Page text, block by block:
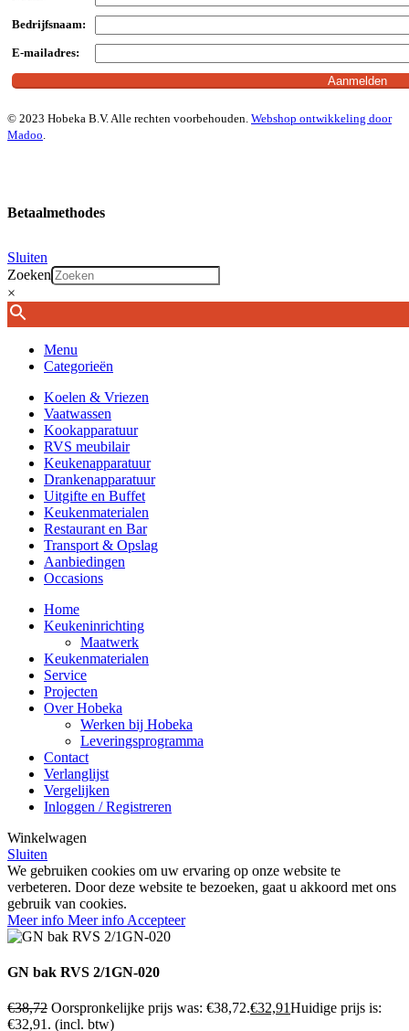
Bedrijfsnaam:
E-mailadres:
© 2023 Hobeka B.V. Alle rechten voorbehouden. Webshop ontwikkeling door
Madoo.
Betaalmethodes
Sluiten
Zoeken
×
Menu
Categorieën
Koelen & Vriezen
Vaatwassen
Kookapparatuur
RVS meubilair
Keukenapparatuur
Drankenapparatuur
Uitgifte en Buffet
Keukenmaterialen
Restaurant en Bar
Transport & Opslag
Aanbiedingen
Occasions
Home
Keukeninrichting
Maatwerk
Keukenmaterialen
Service
Projecten
Over Hobeka
Werken bij Hobeka
Leveringsprogramma
Contact
Verlanglijst
Vergelijken
Inloggen / Registreren
Winkelwagen
Sluiten
We gebruiken cookies om uw ervaring op onze website te
verbeteren. Door deze website te bezoeken, gaat u akkoord met ons
gebruik van cookies.
Meer info Meer info Accepteer
GN bak RVS 2/1GN-020
€38,72 Oorspronkelijke prijs was: €38,72.€32,91Huidige prijs is:
€32,91. (incl. btw)